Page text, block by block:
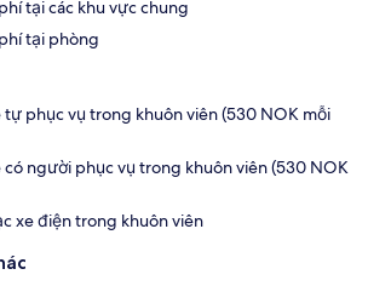
tại các khu vực chung
tại phòng
tự phục vụ trong khuôn viên (530 NOK mỗi
có người phục vụ trong khuôn viên (530 NOK
xe điện trong khuôn viên